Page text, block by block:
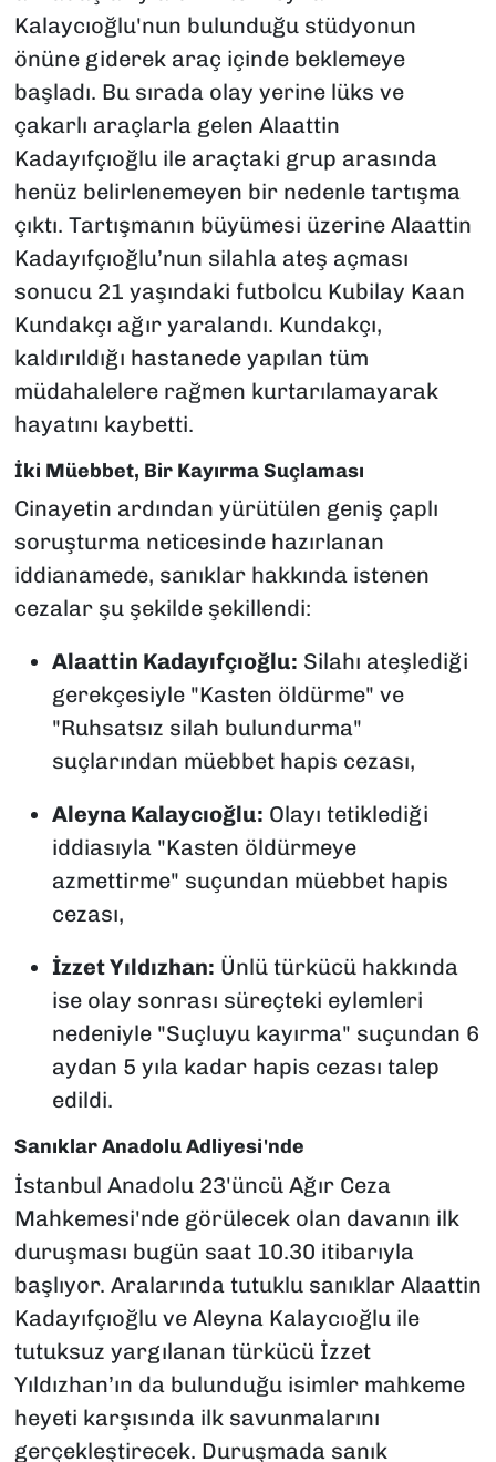
Kalaycıoğlu'nun bulunduğu stüdyonun
önüne giderek araç içinde beklemeye
başladı. Bu sırada olay yerine lüks ve
çakarlı araçlarla gelen Alaattin
Kadayıfçıoğlu ile araçtaki grup arasında
henüz belirlenemeyen bir nedenle tartışma
çıktı. Tartışmanın büyümesi üzerine Alaattin
Kadayıfçıoğlu’nun silahla ateş açması
sonucu 21 yaşındaki futbolcu Kubilay Kaan
Kundakçı ağır yaralandı. Kundakçı,
kaldırıldığı hastanede yapılan tüm
müdahalelere rağmen kurtarılamayarak
hayatını kaybetti.
İki Müebbet, Bir Kayırma Suçlaması
Cinayetin ardından yürütülen geniş çaplı
soruşturma neticesinde hazırlanan
iddianamede, sanıklar hakkında istenen
cezalar şu şekilde şekillendi:
Alaattin Kadayıfçıoğlu: Silahı ateşlediği
gerekçesiyle "Kasten öldürme" ve
"Ruhsatsız silah bulundurma"
suçlarından müebbet hapis cezası,
Aleyna Kalaycıoğlu: Olayı tetiklediği
iddiasıyla "Kasten öldürmeye
azmettirme" suçundan müebbet hapis
cezası,
İzzet Yıldızhan: Ünlü türkücü hakkında
ise olay sonrası süreçteki eylemleri
nedeniyle "Suçluyu kayırma" suçundan 6
aydan 5 yıla kadar hapis cezası talep
edildi.
Sanıklar Anadolu Adliyesi'nde
İstanbul Anadolu 23'üncü Ağır Ceza
Mahkemesi'nde görülecek olan davanın ilk
duruşması bugün saat 10.30 itibarıyla
başlıyor. Aralarında tutuklu sanıklar Alaattin
Kadayıfçıoğlu ve Aleyna Kalaycıoğlu ile
tutuksuz yargılanan türkücü İzzet
Yıldızhan’ın da bulunduğu isimler mahkeme
heyeti karşısında ilk savunmalarını
gerçekleştirecek. Duruşmada sanık